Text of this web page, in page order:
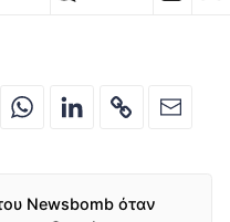
Newsbomb όταν